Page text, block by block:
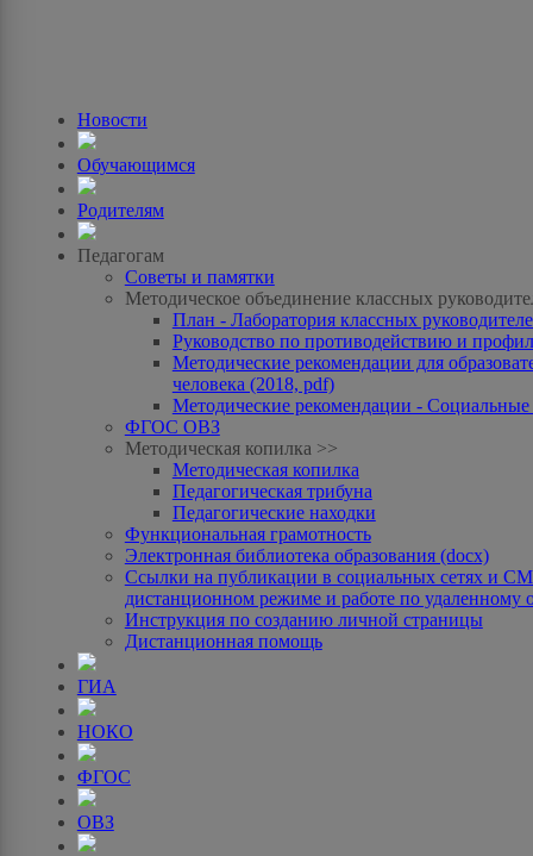
Новости
Обучающимся
Родителям
Педагогам
Советы и памятки
Методическое объединение классных
План - Лаборатория классных
Руководство по противодействию и
Методические рекомендации для
человека (2018, pdf)
Методические рекомендации -
ФГОС ОВЗ
Методическая копилка >>
Методическая копилка
Педагогическая трибуна
Педагогические находки
Функциональная грамотность
Электронная библиотека образования (docx)
Ссылки на публикации в социальных сетях и
дистанционном режиме и работе по удаленному
Инструкция по созданию личной страницы
Дистанционная помощь
ГИА
НОКО
ФГОС
ОВЗ